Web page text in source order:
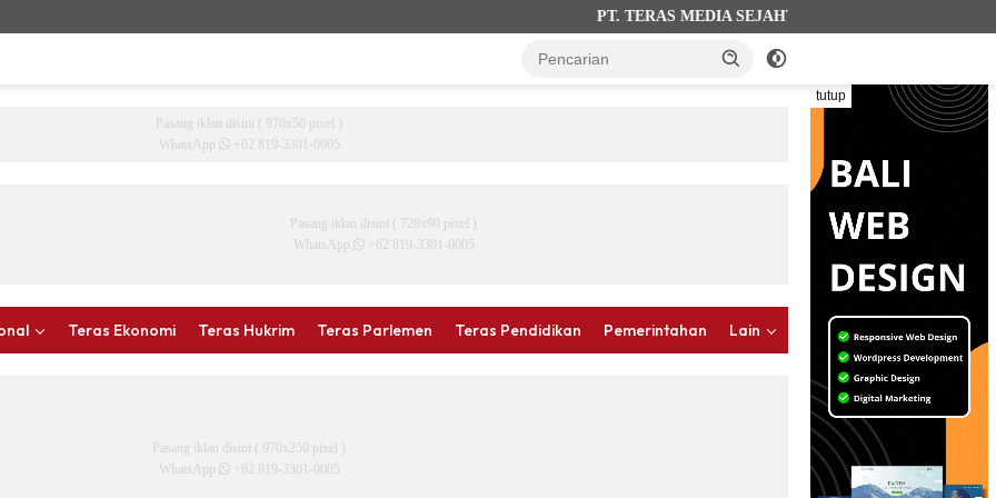
PT. TERAS MEDIA SEJAHTERA (terasbalinews.com). AHU-
tutup
Pasang iklan disini ( 970x50 pixel )
WhatsApp
+62 819-3301-0005
Pasang iklan disini ( 728x90 pixel )
WhatsApp
+62 819-3301-0005
Teras Ekonomi Teras Hukrim Teras Parlemen Teras Pendidikan Pemerintahan Lain
Pasang iklan disini ( 970x250 pixel )
WhatsApp
+62 819-3301-0005